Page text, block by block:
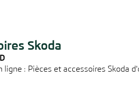
Skoda
ligne : Pièces et accessoires Skoda